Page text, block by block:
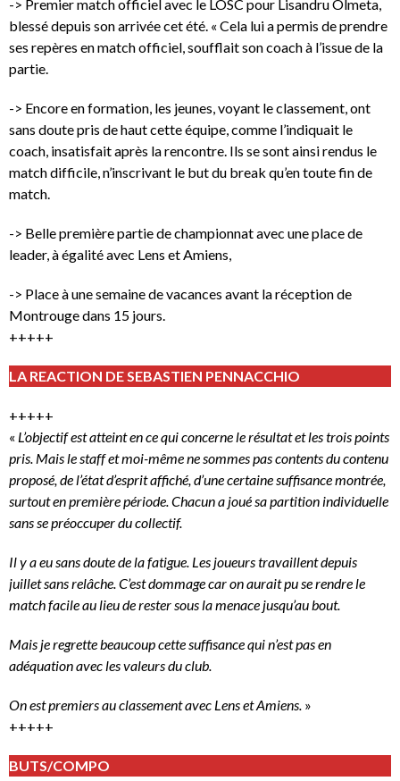
-> Premier match officiel avec le LOSC pour Lisandru Olmeta,
blessé depuis son arrivée cet été. « Cela lui a permis de prendre
ses repères en match officiel, soufflait son coach à l’issue de la
partie.
-> Encore en formation, les jeunes, voyant le classement, ont
sans doute pris de haut cette équipe, comme l’indiquait le
coach, insatisfait après la rencontre. Ils se sont ainsi rendus le
match difficile, n’inscrivant le but du break qu’en toute fin de
match.
-> Belle première partie de championnat avec une place de
leader, à égalité avec Lens et Amiens,
-> Place à une semaine de vacances avant la réception de
Montrouge dans 15 jours.
+++++
LA REACTION DE SEBASTIEN PENNACCHIO
+++++
« L’objectif est atteint en ce qui concerne le résultat et les trois points
pris. Mais le staff et moi-même ne sommes pas contents du contenu
proposé, de l’état d’esprit affiché, d’une certaine suffisance montrée,
surtout en première période. Chacun a joué sa partition individuelle
sans se préoccuper du collectif.
Il y a eu sans doute de la fatigue. Les joueurs travaillent depuis
juillet sans relâche. C’est dommage car on aurait pu se rendre le
match facile au lieu de rester sous la menace jusqu’au bout.
Mais je regrette beaucoup cette suffisance qui n’est pas en
adéquation avec les valeurs du club.
On est premiers au classement avec Lens et Amiens. »
+++++
BUTS/COMPO